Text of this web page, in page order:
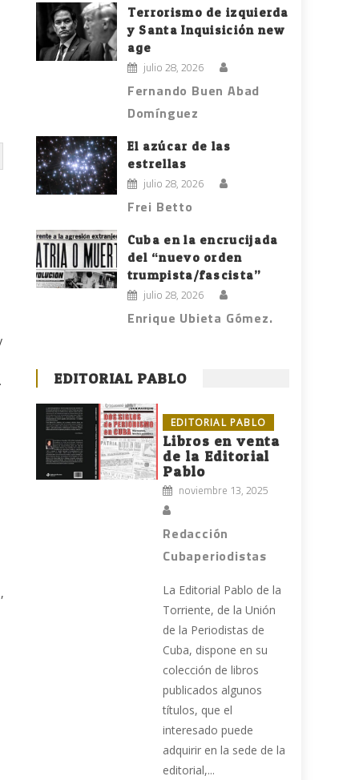
Terrorismo de izquierda
y Santa Inquisición new
age
julio 28, 2026
Fernando Buen Abad
Domínguez
El azúcar de las
estrellas
julio 28, 2026
Frei Betto
Cuba en la encrucijada
del “nuevo orden
trumpista/fascista”
julio 28, 2026
Enrique Ubieta Gómez.
EDITORIAL PABLO
EDITORIAL PABLO
Libros en venta
de la Editorial
Pablo
noviembre 13, 2025
Redacción
Cubaperiodistas
La Editorial Pablo de la
Torriente, de la Unión
de la Periodistas de
Cuba, dispone en su
colección de libros
publicados algunos
títulos, que el
interesado puede
adquirir en la sede de la
editorial,...